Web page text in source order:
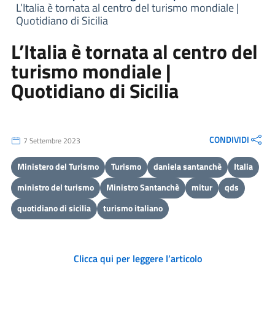
L’Italia è tornata al centro del turismo mondiale |
Quotidiano di Sicilia
L’Italia è tornata al centro del
turismo mondiale |
Quotidiano di Sicilia
7 Settembre 2023 CONDIVIDI
Ministero del Turismo Turismo daniela santanchè
Italia
ministro del turismo
Ministro Santanchè mitur
qds
quotidiano di sicilia
turismo italiano
Clicca qui per leggere l’articolo